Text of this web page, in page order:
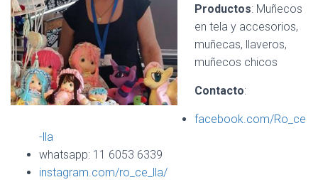
A
C
Productos: Muñecos
en tela y accesorios,
muñecas, llaveros,
muñecos chicos
Contacto:
facebook.com/Ro_ce
-lla
whatsapp: 11 6053 6339
instagram.com/ro_ce_lla/